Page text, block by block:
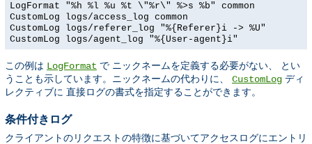
LogFormat "%h %l %u %t \"%r\" %>s %b" common
CustomLog logs/access_log common
CustomLog logs/referer_log "%{Referer}i -> %U"
CustomLog logs/agent_log "%{User-agent}i"
この例は LogFormat で ニックネームを定義する必要がない、 とい
うことも示しています。ニックネームの代わりに、 CustomLog ディ
レクティブに 直接ログの書式を指定することができます。
条件付きログ
クライアントのリクエストの特徴に基づいてアクセスログにエントリ